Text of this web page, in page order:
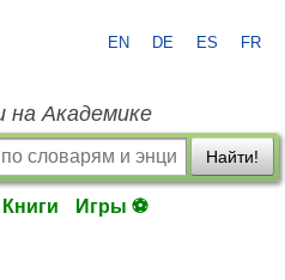
EN DE ES FR
на Академике
Найти!
Книги Игры ⚽